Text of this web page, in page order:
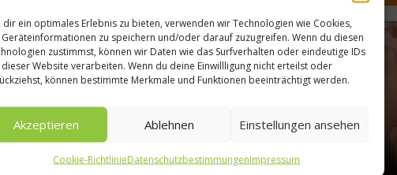
dir ein optimales Erlebnis zu bieten, verwenden wir Technologien wie Cookies,
Geräteinformationen zu speichern und/oder darauf zuzugreifen. Wenn du diesen
zustimmst, können wir Daten wie das Surfverhalten oder eindeutige IDs
dieser Website verarbeiten. Wenn du deine Einwillligung nicht erteilst oder
können bestimmte Merkmale und Funktionen beeinträchtigt werden.
Akzeptieren Ablehnen Einstellungen ansehen
Cookie-RichtlinieDatenschutzbestimmungenImpressum
Ratgeber Abnehmen
Welcher Kuchen
meisten
Kalorien-
30. November 2012